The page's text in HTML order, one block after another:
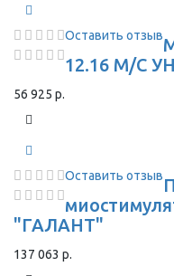
Оставить отзыв
12.16 М/С
56 925 р.
Оставить отзыв
"ГАЛАНТ"
137 063 р.